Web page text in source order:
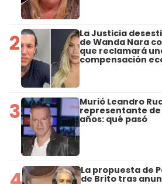
2 La Justicia
de Wanda Nara
que reclamará
compensación
3 Murió Leandro
representante de
años: qué pasó
La propuesta de
de Brito tras